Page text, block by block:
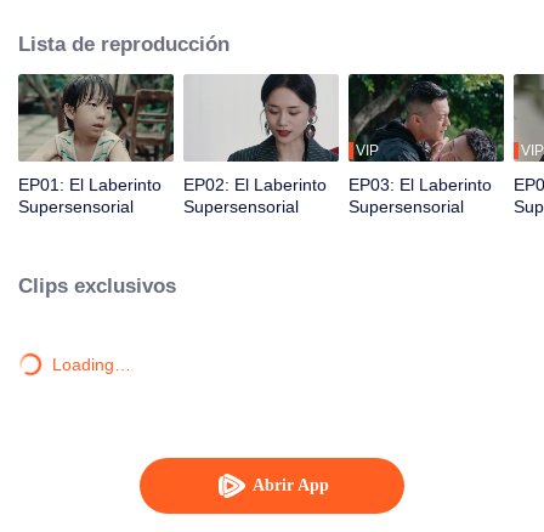
Abrir App
Lista de reproducción
EP01: El Laberinto
Supersensorial
EP02: El Laberinto
Supersensorial
VIP
EP03: El Laberinto
Supersensorial
VIP
Clips exclusivos
Loading…